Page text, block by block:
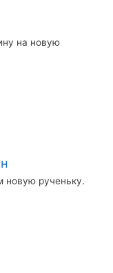
на новую
новую рученьку.